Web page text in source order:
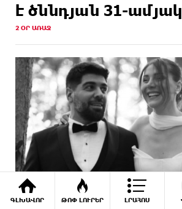
ԳԼԽԱՎՈՐ ԹՈՓ ԼՈՒՐԵՐ ԼՐԱՀՈՍ
է ծննդյան 31-
2 ՕՐ ԱՌԱՋ